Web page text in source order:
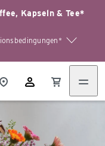
Kapseln & Tee*